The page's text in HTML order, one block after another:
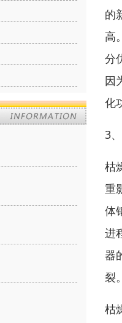
的
高
分
因
化
3
枯
重
体
进
器
裂
枯